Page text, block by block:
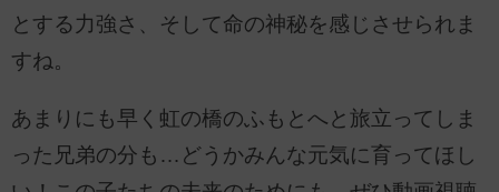
とする力強さ、そして命の神秘を感じさせられま
すね。
あまりにも早く虹の橋のふもとへと旅立ってしま
った兄弟の分も…どうかみんな元気に育ってほし